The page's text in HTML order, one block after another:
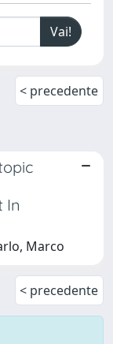
< precedente
In
Marco
< precedente